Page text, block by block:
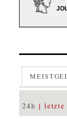
24h letzte